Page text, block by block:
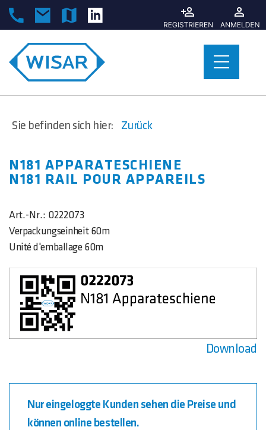
Sie befinden sich hier: Zurück
N181 APPARATESCHIENE
N181 RAIL POUR APPAREILS
Art.-Nr.: 0222073
Verpackungseinheit 60m
Unité d'emballage 60m
Download
Nur eingeloggte Kunden sehen die Preise und
können online bestellen.